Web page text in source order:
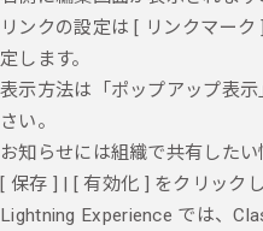
リンクの設定は [ リンクマー
定します。
表示方法は「ポップアップ表
さい。
お知らせには組織で共有した
[ 保存 ] | [ 有効化 ] をクリック
Lightning Experience では、